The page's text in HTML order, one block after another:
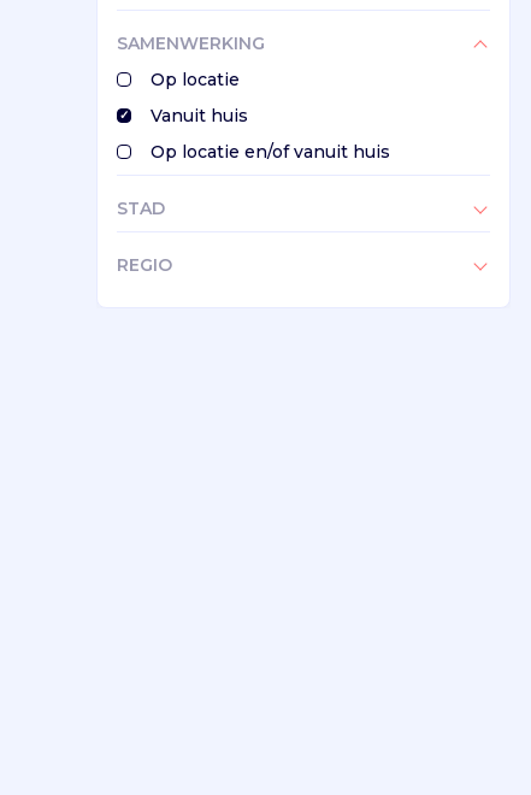
SAMENWERKING
Op locatie
Vanuit huis
Op locatie en/of vanuit huis
STAD
REGIO